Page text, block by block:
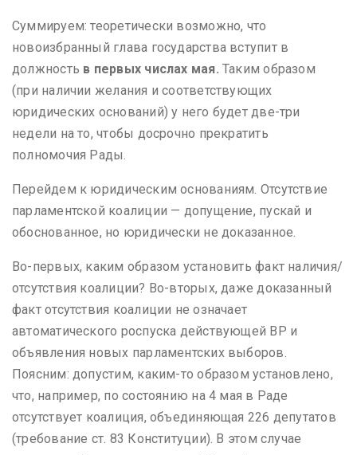
Суммируем: теоретически возможно, что
новоизбранный глава государства вступит в
должность в первых числах мая. Таким образом
(при наличии желания и соответствующих
юридических оснований) у него будет две-три
недели на то, чтобы досрочно прекратить
полномочия Рады.
Перейдем к юридическим основаниям. Отсутствие
парламентской коалиции — допущение, пускай и
обоснованное, но юридически не доказанное.
Во-первых, каким образом установить факт наличия/
отсутствия коалиции? Во-вторых, даже доказанный
факт отсутствия коалиции не означает
автоматического роспуска действующей ВР и
объявления новых парламентских выборов.
Поясним: допустим, каким-то образом установлено,
что, например, по состоянию на 4 мая в Раде
отсутствует коалиция, объединяющая 226 депутатов
(требование ст. 83 Конституции). В этом случае